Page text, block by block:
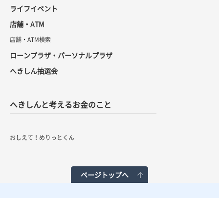
ライフイベント
店舗・ATM
店舗・ATM検索
ローンプラザ・パーソナルプラザ
へきしん抽選会
へきしんと考えるお金のこと
おしえて！めりっとくん
ページトップへ